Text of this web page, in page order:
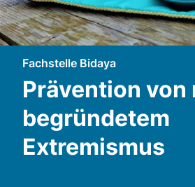
Fachstelle Bidaya
Prävention von
begründetem
Extremismus